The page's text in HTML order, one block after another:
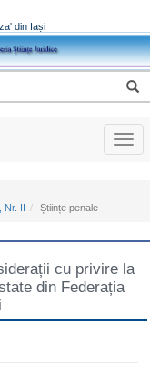
din Iași
II
Științe penale
cu privire la
din Federația